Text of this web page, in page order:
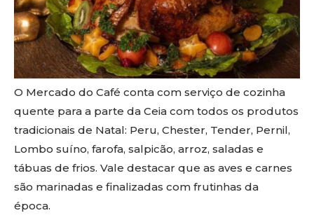
O Mercado do Café conta com serviço de cozinha
quente para a parte da Ceia com todos os produtos
tradicionais de Natal: Peru, Chester, Tender, Pernil,
Lombo suíno, farofa, salpicão, arroz, saladas e
tábuas de frios. Vale destacar que as aves e carnes
são marinadas e finalizadas com frutinhas da
época.